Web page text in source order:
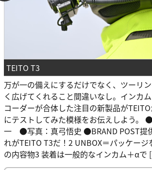
TEITO T3
万が一の備えにするだけでなく、ツーリ
く広げてくれること間違いなし。インカ
コーダーが合体した注目の新製品が
にテストしてみた模様をお伝えしよう。
一 ●写真：真弓悟史 ●BRAND POST提
れがTEITO T3だ！2 UNBOX＝パッケー
の内容物3 装着は一般的なインカム＋α